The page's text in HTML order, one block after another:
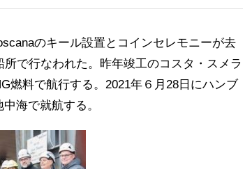
のキール設置とコインセレモニーが去
で行なわれた。昨年竣工のコスタ・スメラ
燃料で航行する。2021年６月28日にハンブ
海で就航する。